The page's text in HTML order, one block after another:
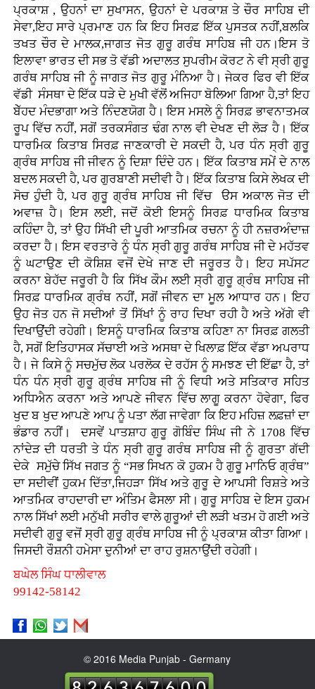
ਪ੍ਰਕਾਸ਼ , ਉਹਨਾਂ ਦਾ ਸੁਖਾਸਨ, ਉਹਨਾਂ ਦੇ ਪਰਕਾਸ਼ ਤੇ ਚੌਰ ਸਾਹਿਬ ਦੀ
ਸੇਵਾ,ਇਹ ਸਾਰੇ ਪ੍ਰਮਾਣ ਹਨ ਕਿ ਇਹ ਸਿਰਫ਼ ਇੱਕ ਪੁਸਤਕ ਨਹੀਂ,ਬਲਕਿ
ਤਖਤ ਚੌਰ ਦੇ ਮਾਲਕ,ਜਾਗਤ ਜੋਤ ਗੁਰੂ ਗਰੰਥ ਸਾਹਿਬ ਜੀ ਹਨ।ਇਸ ਤੋ
ਇਲਾਵਾ ਭਾਰਤ ਦੀ ਸਭ ਤੋ ਵੱਡੀ ਅਦਾਲਤ ਸੁਪਰੀਮ ਕੋਰਟ ਨੇ ਵੀ ਸ੍ਰੀ ਗੁਰੂ
ਗਰੰਥ ਸਾਹਿਬ ਜੀ ਨੂੰ ਜਾਗਤ ਜੋਤ ਗੁਰੂ ਮੰਨਿਆ ਹੈ। ਜੇਕਰ ਫਿਰ ਵੀ ਇੱਕ
ਵੱਡੀ ਸੰਸਥਾ ਦੇ ਇੱਕ ਧੜੇ ਦੇ ਮੁਖੀ ਵੱਲੋਂ ਅਜਿਹਾ ਬੋਲਿਆ ਗਿਆ ਹੈ,ਤਾਂ ਇਹ
ਬੇੱਹਦ ਮੰਦਭਾਗਾ ਅਤੇ ਨਿੰਦਣਯੋਗ ਹੈ। ਇਸ ਮਸਲੇ ਨੂੰ ਸਿਰਫ਼ ਭਾਵਨਾਤਮਕ
ਰੂਪ ਵਿੱਚ ਨਹੀਂ, ਸਗੋਂ ਤਰਕਸੰਗਤ ਢੰਗ ਨਾਲ ਵੀ ਦੇਖਣ ਦੀ ਲੋੜ ਹੈ। ਇੱਕ
ਧਾਰਮਿਕ ਕਿਤਾਬ ਸਿਰਫ਼ ਜਾਣਕਾਰੀ ਦੇ ਸਕਦੀ ਹੈ, ਪਰ ਧੰਨ ਸ੍ਰੀ ਗੁਰੂ
ਗ੍ਰੰਥ ਸਾਹਿਬ ਜੀ ਜੀਵਨ ਨੂੰ ਦਿਸ਼ਾ ਦਿੰਦੇ ਹਨ। ਇੱਕ ਕਿਤਾਬ ਸਮੇਂ ਦੇ ਨਾਲ
ਬਦਲ ਸਕਦੀ ਹੈ, ਪਰ ਗੁਰਬਾਣੀ ਸਦੀਵੀ ਹੈ। ਇੱਕ ਕਿਤਾਬ ਕਿਸੇ ਲੇਖਕ ਦੀ
ਸੋਚ ਹੁੰਦੀ ਹੈ, ਪਰ ਗੁਰੂ ਗ੍ਰੰਥ ਸਾਹਿਬ ਜੀ ਵਿੱਚ ੳਸ ਅਕਾਲ ਜੋਤ ਦੀ
ਅਵਾਜ਼ ਹੈ। ਇਸ ਲਈ, ਜਦੋਂ ਕੋਈ ਇਸਨੂੰ ਸਿਰਫ਼ ਧਾਰਮਿਕ ਕਿਤਾਬ
ਕਹਿੰਦਾ ਹੈ, ਤਾਂ ਉਹ ਸਿੱਖੀ ਦੀ ਪੂਰੀ ਆਤਮਿਕ ਰਚਨਾ ਨੂੰ ਹੀ ਨਜ਼ਰਅੰਦਾਜ਼
ਕਰਦਾ ਹੈ। ਇਸ ਵਰਤਾਰੇ ਨੂੰ ਧੰਨ ਸ੍ਰੀ ਗੁਰੂ ਗਰੰਥ ਸਾਹਿਬ ਜੀ ਦੇ ਮਹੱਤਵ
ਨੂੰ ਘਟਾਉਣ ਦੀ ਕੋਸ਼ਿਸ਼ ਵਜੋਂ ਦੇਖੇ ਜਾਣ ਦੀ ਜਰੂਰਤ ਹੈ। ਇਹ ਸਪੱਸਟ
ਕਰਨਾ ਬੇਹੱਦ ਜਰੂਰੀ ਹੈ ਕਿ ਸਿੱਖ ਕੌਮ ਲਈ ਸ੍ਰੀ ਗੁਰੂ ਗ੍ਰੰਥ ਸਾਹਿਬ ਜੀ
ਸਿਰਫ਼ ਧਾਰਮਿਕ ਗ੍ਰੰਥ ਨਹੀਂ, ਸਗੋਂ ਜੀਵਨ ਦਾ ਮੂਲ ਆਧਾਰ ਹਨ। ਇਹ
ਉਹ ਜੋਤ ਹਨ ਜੋ ਸਦੀਆਂ ਤੋਂ ਸਿੱਖਾਂ ਨੂੰ ਰਾਹ ਦਿਖਾ ਰਹੀ ਹੈ ਅਤੇ ਅੱਗੇ ਵੀ
ਦਿਖਾਉਂਦੀ ਰਹੇਗੀ। ਇਸਨੂੰ ਧਾਰਮਿਕ ਕਿਤਾਬ ਕਹਿਣਾ ਨਾ ਸਿਰਫ਼ ਗਲਤੀ
ਹੈ, ਸਗੋਂ ਇਤਿਹਾਸਕ ਸੱਚਾਈ ਅਤੇ ਅਸਥਾ ਦੇ ਖਿਲਾਫ਼ ਇੱਕ ਵੱਡਾ ਅਪਰਾਧ
ਹੈ। ਜੇ ਕਿਸੇ ਨੂੰ ਸਚਮੁੱਚ ਲੋਕ ਪਰਲੋਕ ਦੇ ਰਹੱਸ ਨੂੰ ਸਮਝਣ ਦੀ ਇੱਛਾ ਹੈ, ਤਾਂ
ਧੰਨ ਧੰਨ ਸ੍ਰੀ ਗੁਰੂ ਗ੍ਰੰਥ ਸਾਹਿਬ ਜੀ ਨੂੰ ਵਿਧੀ ਅਤੇ ਸਤਿਕਾਰ ਸਹਿਤ
ਅਧਿਐਨ ਕਰਨਾ ਅਤੇ ਆਪਣੇ ਜੀਵਨ ਵਿੱਚ ਲਾਗੂ ਕਰਨਾ ਹੋਵੇਗਾ, ਫਿਰ
ਖੁਦ ਬ ਖੁਦ ਆਪਣੇ ਆਪ ਨੂੰ ਪਤਾ ਲੱਗ ਜਾਵੇਗਾ ਕਿ ਇਹ ਮਹਿਜ਼ ਲਫ਼ਜ਼ਾਂ ਦਾ
ਭੰਡਾਰ ਨਹੀਂ। ਦਸਵੇਂ ਪਾਤਸ਼ਾਹ ਗੁਰੂ ਗੋਬਿੰਦ ਸਿੰਘ ਜੀ ਨੇ 1708 ਵਿੱਚ
ਨਾਂਦੇੜ ਦੀ ਧਰਤੀ ਤੇ ਧੰਨ ਸ੍ਰੀ ਗੁਰੂ ਗਰੰਥ ਸਾਹਿਬ ਜੀ ਨੂੰ ਗੁਰਤਾ ਗੱਦੀ
ਦੇਕੇ ਸਮੁੱਚੇ ਸਿੱਖ ਜਗਤ ਨੂੰ “ਸਭ ਸਿਖਨ ਕੋ ਹੁਕਮ ਹੈ ਗੁਰੂ ਮਾਨਿਓ ਗ੍ਰੰਥ”
ਦਾ ਸਦੀਵੀਂ ਹੁਕਮ ਦਿੱਤਾ,ਜਿਹੜਾ ਸਿੱਖ ਅਤੇ ਗੁਰੂ ਦੇ ਆਪਸੀ ਰਿਸ਼ਤੇ ਅਤੇ
ਆਤਮਿਕ ਰਾਹਦਾਰੀ ਦਾ ਅੰਤਿਮ ਫੈਸਲਾ ਸੀ। ਗੁਰੂ ਸਾਹਿਬ ਦੇ ਇਸ ਹੁਕਮ
ਨਾਲ ਸਿੱਖਾਂ ਲਈ ਮਨੁੱਖੀ ਸਰੀਰ ਵਾਲੇ ਗੁਰੂਆਂ ਦੀ ਲੜੀ ਖਤਮ ਹੋ ਗਈ ਅਤੇ
ਸਦੀਵੀ ਗੁਰੂ ਵਜੋਂ ਸ੍ਰੀ ਗੁਰੂ ਗ੍ਰੰਥ ਸਾਹਿਬ ਜੀ ਨੂੰ ਪ੍ਰਕਾਸ਼ ਕੀਤਾ ਗਿਆ।
ਜਿਸਦੀ ਰੌਸ਼ਨੀ ਹਮੇਸਾ ਦੁਨੀਆਂ ਦਾ ਰਾਹ ਰੁਸ਼ਨਾਉਂਦੀ ਰਹੇਗੀ।
ਬਘੇਲ ਸਿੰਘ ਧਾਲੀਵਾਲ
99142-58142
© 2016 Media Punjab - Germany